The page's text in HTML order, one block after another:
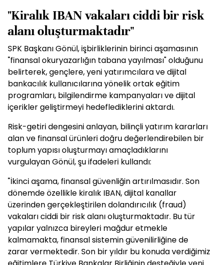
"Kiralık IBAN vakaları ciddi bir risk
alanı oluşturmaktadır"
SPK Başkanı Gönül, işbirliklerinin birinci aşamasının
"finansal okuryazarlığın tabana yayılması" olduğunu
belirterek, gençlere, yeni yatırımcılara ve dijital
bankacılık kullanıcılarına yönelik ortak eğitim
programları, bilgilendirme kampanyaları ve dijital
içerikler geliştirmeyi hedeflediklerini aktardı.
Risk-getiri dengesini anlayan, bilinçli yatırım kararları
alan ve finansal ürünleri doğru değerlendirebilen bir
toplum yapısı oluşturmayı amaçladıklarını
vurgulayan Gönül, şu ifadeleri kullandı:
"İkinci aşama, finansal güvenliğin artırılmasıdır. Son
dönemde özellikle kiralık IBAN, dijital kanallar
üzerinden gerçekleştirilen dolandırıcılık (fraud)
vakaları ciddi bir risk alanı oluşturmaktadır. Bu tür
yapılar yalnızca bireyleri mağdur etmekle
kalmamakta, finansal sistemin güvenilirliğine de
zarar vermektedir. Son bir yıldır bu konuda verdiğimiz